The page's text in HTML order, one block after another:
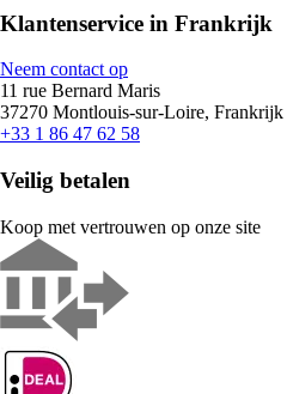
Klantenservice in Frankrijk
Neem contact op
11 rue Bernard Maris
37270 Montlouis-sur-Loire, Frankrijk
+33 1 86 47 62 58
Veilig betalen
Koop met vertrouwen op onze site